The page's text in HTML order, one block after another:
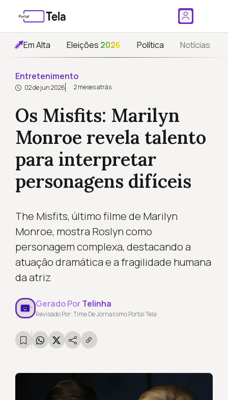
Em Alta Eleições 2026 Política Notícias
Entretenimento
02 de jun 2026 2 meses atrás
Os Misfits: Marilyn
Monroe revela talento
para interpretar
personagens difíceis
The Misfits, último filme de Marilyn
Monroe, mostra Roslyn como
personagem complexa, destacando a
atuação dramática e a fragilidade humana
da atriz
Gerado PorTelinha
Revisado Por: Time De Jornalismo Portal Tela